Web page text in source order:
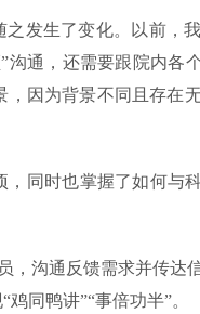
发生了变化。以前，
通，还需要跟院内各
因为背景不同且存在
同时也掌握了如何与
，沟通反馈需求并传达
同鸭讲”“事倍功半”。